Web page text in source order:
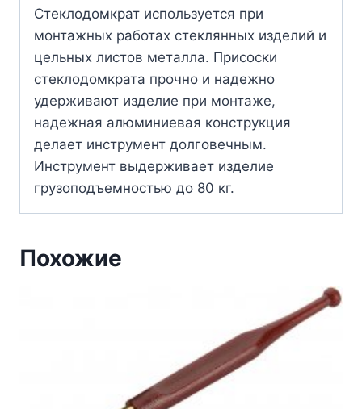
Стеклодомкрат используется при
монтажных работах стеклянных изделий и
цельных листов металла. Присоски
стеклодомкрата прочно и надежно
удерживают изделие при монтаже,
надежная алюминиевая конструкция
делает инструмент долговечным.
Инструмент выдерживает изделие
грузоподъемностью до 80 кг.
Похожие